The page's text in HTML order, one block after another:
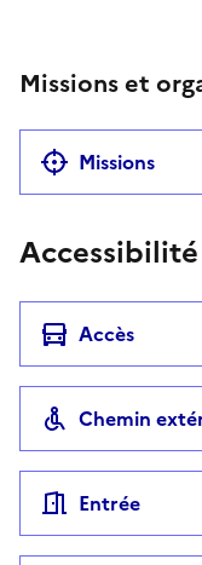
Missions et
Missions
Accès
Chemin
Entrée